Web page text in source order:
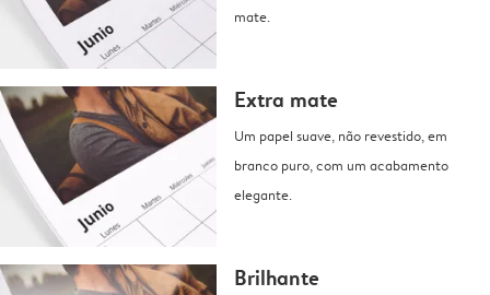
mate.
Extra mate
Um papel suave, não revestido, em
branco puro, com um acabamento
elegante.
Brilhante